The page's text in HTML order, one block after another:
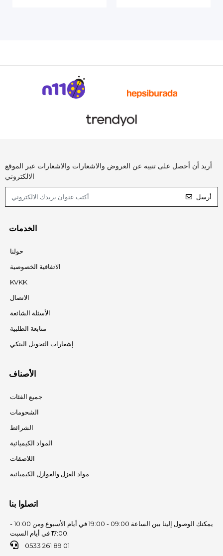
أريد أن أحصل على تنبيه عن العروض والاشعارات والاشعارات عبر الموقع
الالكتروني
أرسل
الخدمات
حولنا
الاتفاقية الخصوصية
KVKK
الاتصال
الأسئلة الشائعة
متابعة الطلبية
إشعارات التحويل البنكي
الأصناف
جميع الفئات
الشحومات
الشرائط
المواد الكيميائية
اللاصقات
مواد العزل والعوازل الكيميائية
اتصلوا بنا
يمكنك الوصول إلينا بين الساعة 09:00 - 19:00 في أيام الأسبوع ومن 10:00 -
0533 261 89 01